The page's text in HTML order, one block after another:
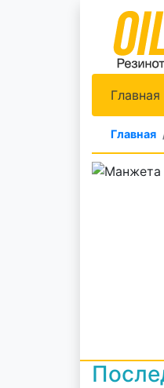
Главная
Главная